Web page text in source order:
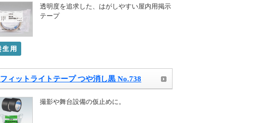
透明度を追求した、はがしやすい屋内用掲示
テープ
フィットライトテープ つや消し黒 No.738
撮影や舞台設備の仮止めに。